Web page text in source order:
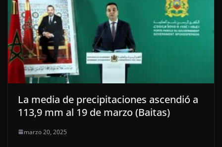
La media de precipitaciones ascendió a
113,9 mm al 19 de marzo (Baitas)
marzo 20, 2025